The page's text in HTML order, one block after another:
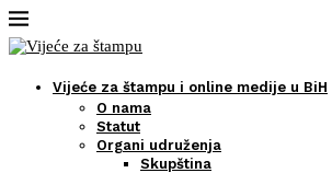
Vijeće za štampu i online medije u BiH
O nama
Statut
Organi udruženja
Skupština